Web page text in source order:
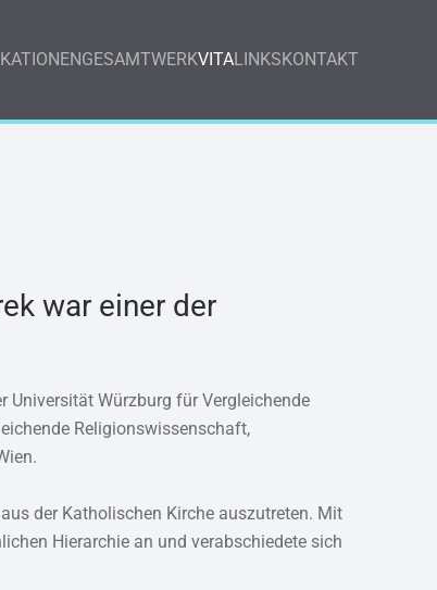
GESAMTWERKVITALINKSKONTAKT
war einer der
Würzburg für Vergleichende
Religionswissenschaft,
der Katholischen Kirche auszutreten. Mit
Hierarchie an und verabschiedete sich